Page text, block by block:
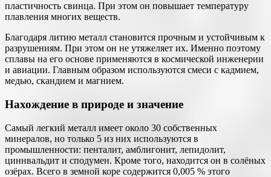
пластичность свинца. При этом он повышает температуру
плавления многих веществ.
Благодаря литию металл становится прочным и устойчивым к
разрушениям. При этом он не утяжеляет их. Именно поэтому
сплавы на его основе применяются в космической инженерии
и авиации. Главным образом используются смеси с кадмием,
медью, скандием и магнием.
Нахождение в природе и значение
Самый легкий металл имеет около 30 собственных
минералов, но только 5 из них используются в
промышленности: пенталит, амблигонит, лепидолит,
циннвальдит и сподумен. Кроме того, находится он в солёных
озёрах. Всего в земной коре содержится 0,005 % этого